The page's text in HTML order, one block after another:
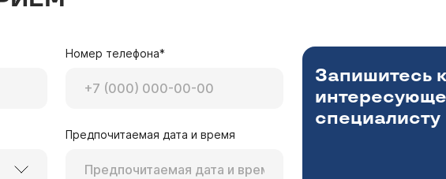
Кингисепп
Номер телефона*
Предпочитаемая дата и время
Запишитесь к
специалисту